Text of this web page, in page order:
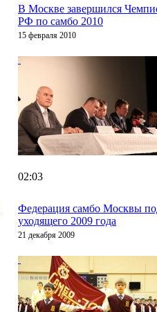
В Москве завершился
РФ по самбо 2010
15 февраля 2010
02:03
Федерация самбо Москвы
уходящего 2009 года
21 декабря 2009